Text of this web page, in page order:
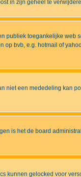
in zijn geheel te
publiek toegankelijke web
op bvb, e.g. hotmail of
niet een mededeling kan
is het de board
kunnen gelocked voor